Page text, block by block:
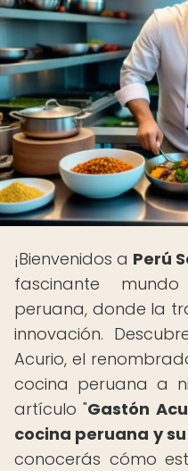
¡Bienvenidos a Perú
fascinante
peruana, donde la
innovación.
Acurio, el
cocina peruana a
artículo "Gastón
cocina peruana y
conocerás cómo